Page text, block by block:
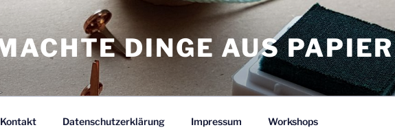
DINGE AUS PAPIER
Kontakt Datenschutzerklärung Impressum Workshops